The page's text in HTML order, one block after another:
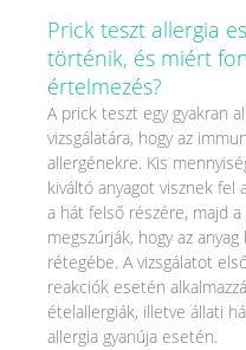
Prick teszt allergia
történik, és miért
értelmezés?
A prick teszt egy gyakran
vizsgálatára, hogy az
allergénekre. Kis
kiváltó anyagot visznek fel
a hát felső részére, majd
megszúrják, hogy az
rétegébe. A vizsgálatot
reakciók esetén
ételallergiák, illetve állati
allergia gyanúja esetén.